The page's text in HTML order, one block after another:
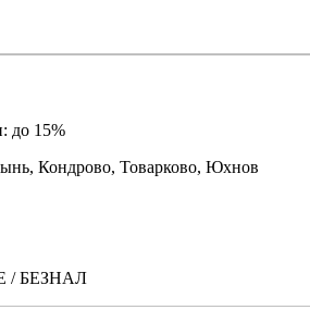
до 15%
Кондрово, Товарково, Юхнов
/ БЕЗНАЛ